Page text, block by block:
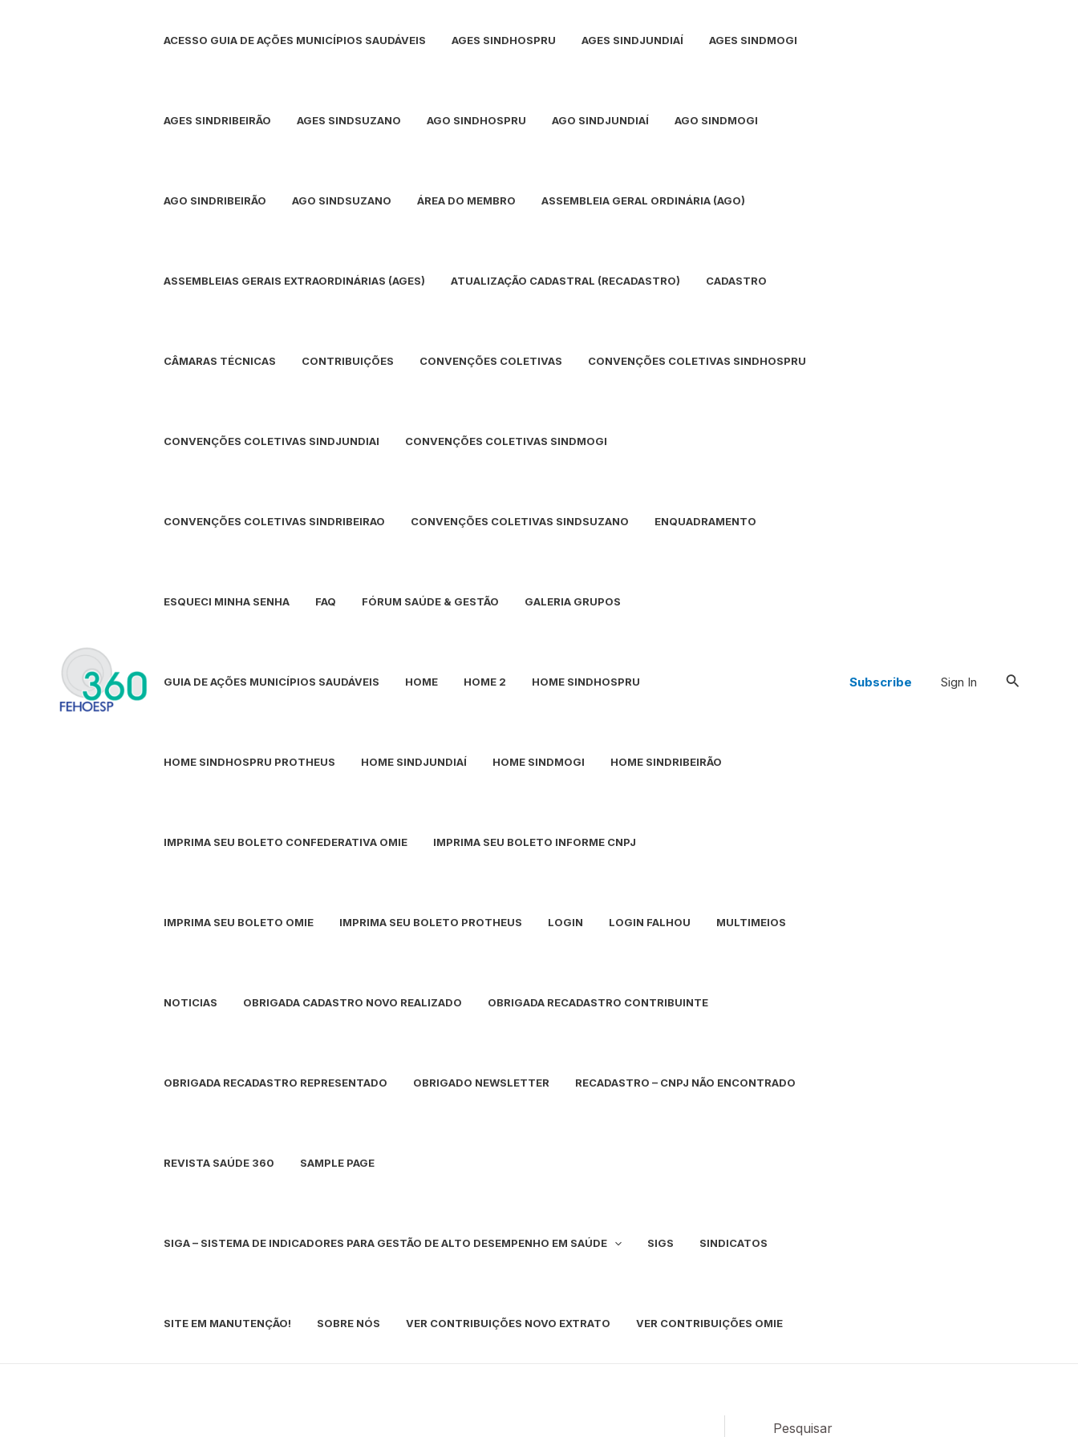
ACESSO GUIA DE AÇÕES MUNICÍPIOS SAUDÁVEIS AGES SINDHOSPRU AGES SINDJUNDIAÍ AGES SINDMOGI
AGES SINDRIBEIRÃO AGES SINDSUZANO AGO SINDHOSPRU AGO SINDJUNDIAÍ AGO SINDMOGI
AGO SINDRIBEIRÃO AGO SINDSUZANO ÁREA DO MEMBRO ASSEMBLEIA GERAL ORDINÁRIA (AGO)
ASSEMBLEIAS GERAIS EXTRAORDINÁRIAS (AGES) ATUALIZAÇÃO CADASTRAL (RECADASTRO) CADASTRO
CÂMARAS TÉCNICAS CONTRIBUIÇÕES CONVENÇÕES COLETIVAS CONVENÇÕES COLETIVAS SINDHOSPRU
CONVENÇÕES COLETIVAS SINDJUNDIAI CONVENÇÕES COLETIVAS SINDMOGI
CONVENÇÕES COLETIVAS SINDRIBEIRAO CONVENÇÕES COLETIVAS SINDSUZANO ENQUADRAMENTO
ESQUECI MINHA SENHA FAQ FÓRUM SAÚDE & GESTÃO GALERIA GRUPOS
GUIA DE AÇÕES MUNICÍPIOS SAUDÁVEIS HOME HOME 2 HOME SINDHOSPRU
HOME SINDHOSPRU PROTHEUS HOME SINDJUNDIAÍ HOME SINDMOGI HOME SINDRIBEIRÃO
IMPRIMA SEU BOLETO CONFEDERATIVA OMIE IMPRIMA SEU BOLETO INFORME CNPJ
IMPRIMA SEU BOLETO OMIE IMPRIMA SEU BOLETO PROTHEUS LOGIN LOGIN FALHOU MULTIMEIOS
NOTICIAS OBRIGADA CADASTRO NOVO REALIZADO OBRIGADA RECADASTRO CONTRIBUINTE
OBRIGADA RECADASTRO REPRESENTADO OBRIGADO NEWSLETTER RECADASTRO – CNPJ NÃO ENCONTRADO
REVISTA SAÚDE 360 SAMPLE PAGE
SIGA – SISTEMA DE INDICADORES PARA GESTÃO DE ALTO DESEMPENHO EM SAÚDE SIGS SINDICATOS
SITE EM MANUTENÇÃO! SOBRE NÓS VER CONTRIBUIÇÕES NOVO EXTRATO VER CONTRIBUIÇÕES OMIE
Subscribe Sign In Pesquisar
Pesquisar